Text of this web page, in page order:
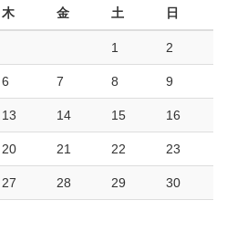
木 金 土 日
1 2
6 7 8 9
13 14 15 16
20 21 22 23
27 28 29 30